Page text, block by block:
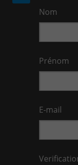
+32(0)4
logistics-
Service
compta-
Nom
Prénom
E-mail